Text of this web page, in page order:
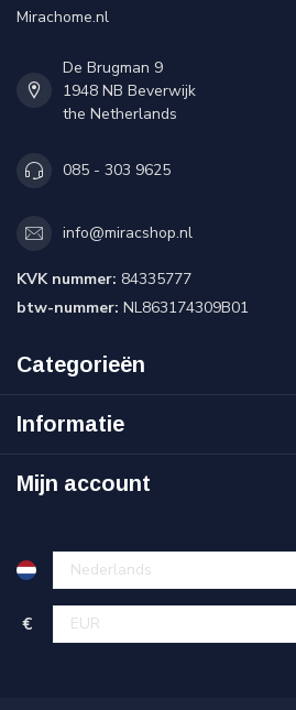
Mirachome.nl
De Brugman 9
1948 NB Beverwijk
the Netherlands
085 - 303 9625
info@miracshop.nl
KVK nummer: 84335777
btw-nummer: NL863174309B01
Categorieën
Informatie
Mijn account
€